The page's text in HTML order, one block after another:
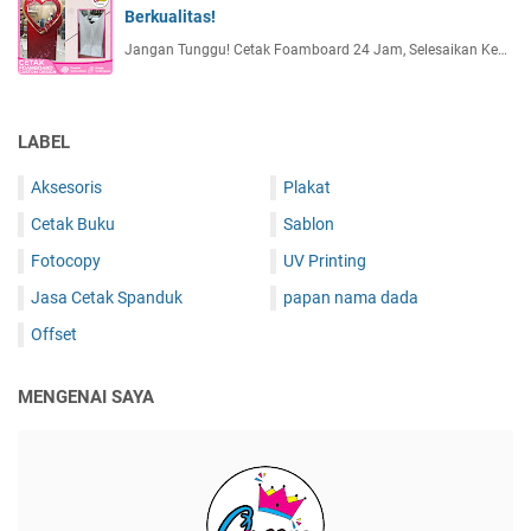
Berkualitas!
Jangan Tunggu! Cetak Foamboard 24 Jam, Selesaikan Ke…
LABEL
Aksesoris
Cetak Buku
Fotocopy
Jasa Cetak Spanduk
Offset
Plakat
Sablon
UV Printing
papan nama dada
MENGENAI SAYA